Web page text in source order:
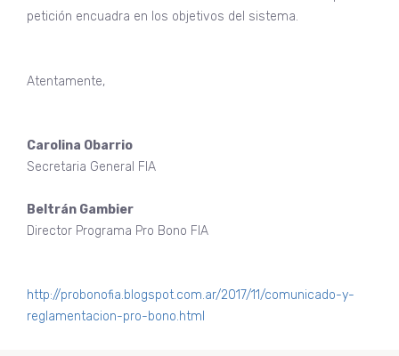
petición encuadra en los objetivos del sistema.
Atentamente,
Carolina Obarrio
Secretaria General FIA
Beltrán Gambier
Director Programa Pro Bono FIA
http://probonofia.blogspot.com.ar/2017/11/comunicado-y-
reglamentacion-pro-bono.html